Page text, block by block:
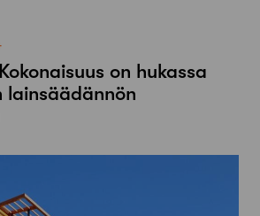
on hukassa
lainsäädännön